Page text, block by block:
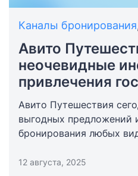
Каналы бронирования
Авито
неочевидные
привлечения
Авито Путешествия
выгодных предложений
бронирования любых
и апартаменты. Сервис
12 августа, 2025